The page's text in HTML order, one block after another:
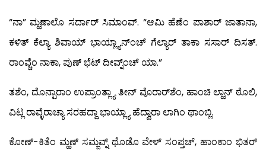
“ನಾ” ಮ್ಹಣಾಲೊ ಸರ್ದಾರ್ ಸಿಮಾಂವ್. “ಆಮಿ ಹೆಣೆಂ ಪಾಶಾರ್ ಜಾತಾನಾ,
ಕಳಿತ್ ಕೆಲ್ಯಾ ಶಿವಾಯ್ ಭಾಯ್ಲ್ಯಾನ್‍ಂಚ್ ಗೆಲ್ಯಾರ್ ತಾಕಾ ಸಸಾರ್ ದಿಸತ್.
ರಾಂವ್ಚೆಂ ನಾಕಾ, ಪುಣ್ ಭೆಟ್ ದೀವ್ನ್ಂಚ್ ಯಾ.”
ತಶೆಂ, ದೊನ್ಪಾರಾಂ ಉಪ್ರಾಂತ್ಲ್ಯಾ ತೀನ್ ವೊರಾರ್‌ಶೆಂ, ಹಾಂಚಿ ಲ್ಹಾನ್ ಠೊಲಿ,
ವಿಟ್ಲ ರಾವ್ಳೆರಾಚ್ಯಾ ಸರಹದ್ದಾ ಭಾಯ್ಲ್ಯಾ ಹೆದ್ವಾರಾ ಲಾಗಿಂ ಥಾಂಬ್ಲಿ.
ಕೋಣ್-ಕಿತೆಂ ಮ್ಹಣ್ ಸಮ್ಜವ್ನ್ ಥೊಡೊ ವೇಳ್ ಸಂಪ್ತಚ್, ಹಾಂಕಾಂ ಭಿತರ್